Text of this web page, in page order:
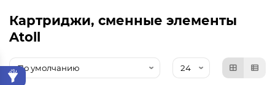
Картриджи, сменные элементы
Atoll